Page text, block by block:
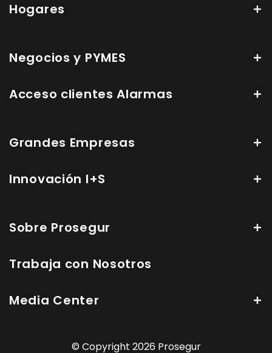
Hogares
Negocios y PYMES
Acceso clientes Alarmas
Grandes Empresas
Innovación I+S
Sobre Prosegur
Trabaja con Nosotros
Media Center
© Copyright 2026 Prosegur